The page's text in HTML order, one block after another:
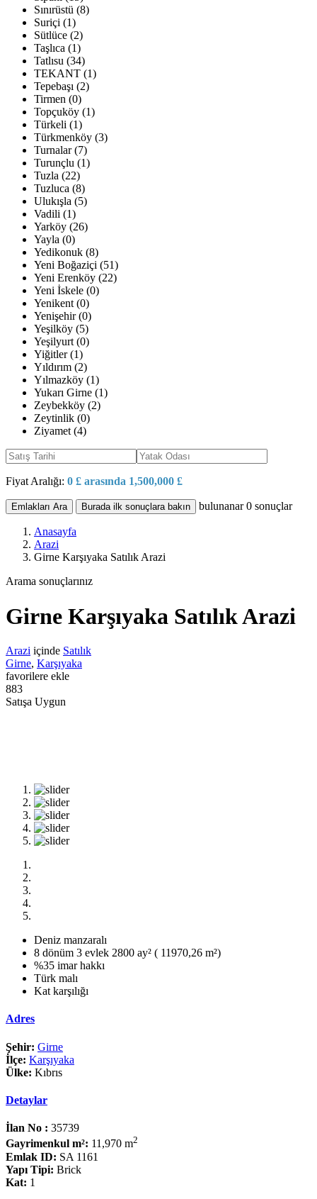
Sınırüstü (8)
Suriçi (1)
Sütlüce (2)
Taşlıca (1)
Tatlısu (34)
TEKANT (1)
Tepebaşı (2)
Tirmen (0)
Topçuköy (1)
Türkeli (1)
Türkmenköy (3)
Turnalar (7)
Turunçlu (1)
Tuzla (22)
Tuzluca (8)
Ulukışla (5)
Vadili (1)
Yarköy (26)
Yayla (0)
Yedikonuk (8)
Yeni Boğaziçi (51)
Yeni Erenköy (22)
Yeni İskele (0)
Yenikent (0)
Yenişehir (0)
Yeşilköy (5)
Yeşilyurt (0)
Yiğitler (1)
Yıldırım (2)
Yılmazköy (1)
Yukarı Girne (1)
Zeybekköy (2)
Zeytinlik (0)
Ziyamet (4)
Fiyat Aralığı: 0 £ arasında 1,500,000 £
Emlakları Ara Burada ilk sonuçlara bakın bulunanar0 sonuçlar
Anasayfa
Arazi
Girne Karşıyaka Satılık Arazi
Arama sonuçlarınız
Girne Karşıyaka Satılık Arazi
Arazi içinde Satılık
Girne, Karşıyaka
favorilere ekle
883
Satışa Uygun
Deniz manzaralı
8 dönüm 3 evlek 2800 ay² ( 11970,26 m²)
%35 imar hakkı
Türk malı
Kat karşılığı
Adres
Şehir: Girne
İlçe: Karşıyaka
Ülke: Kıbrıs
Detaylar
İlan No : 35739
Gayrimenkul m²: 11,970 m2
Emlak ID: SA 1161
Yapı Tipi: Brick
Kat: 1